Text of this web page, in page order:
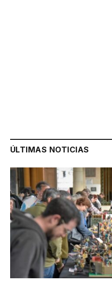
ÚLTIMAS NOTICIAS